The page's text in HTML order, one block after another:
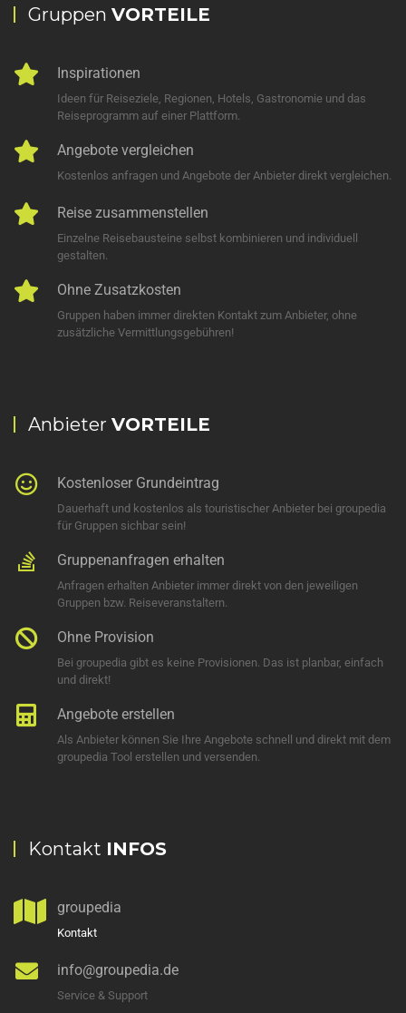
Gruppen VORTEILE
Inspirationen
Ideen für Reiseziele, Regionen, Hotels, Gastronomie und das
Reiseprogramm auf einer Plattform.
Angebote vergleichen
Kostenlos anfragen und Angebote der Anbieter direkt vergleichen.
Reise zusammenstellen
Einzelne Reisebausteine selbst kombinieren und individuell
gestalten.
Ohne Zusatzkosten
Gruppen haben immer direkten Kontakt zum Anbieter, ohne
zusätzliche Vermittlungsgebühren!
Anbieter VORTEILE
Kostenloser Grundeintrag
Dauerhaft und kostenlos als touristischer Anbieter bei groupedia
für Gruppen sichbar sein!
Gruppenanfragen erhalten
Anfragen erhalten Anbieter immer direkt von den jeweiligen
Gruppen bzw. Reiseveranstaltern.
Ohne Provision
Bei groupedia gibt es keine Provisionen. Das ist planbar, einfach
und direkt!
Angebote erstellen
Als Anbieter können Sie Ihre Angebote schnell und direkt mit dem
groupedia Tool erstellen und versenden.
Kontakt INFOS
groupedia
Kontakt
info@groupedia.de
Service & Support